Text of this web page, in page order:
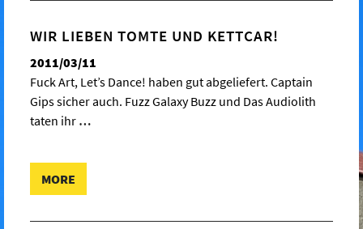
WIR LIEBEN TOMTE UND KETTCAR!
2011/03/11
Fuck Art, Let’s Dance! haben gut abgeliefert. Captain
Gips sicher auch. Fuzz Galaxy Buzz und Das Audiolith
taten ihr …
MORE